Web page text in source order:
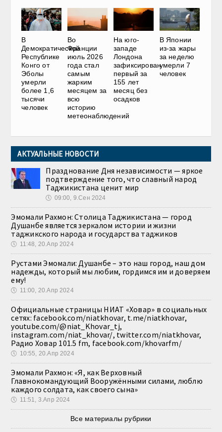
В
Демократической
Республике
Конго от
Эболы
умерли
более 1,6
тысячи
человек
Во
Франции
июль 2026
года стал
самым
жарким
месяцем за
всю
историю
метеонаблюдений
На юго-
западе
Лондона
зафиксирован
первый за
155 лет
месяц без
осадков
В Японии
из-за жары
за неделю
умерли 7
человек
АКТУАЛЬНЫЕ НОВОСТИ
Празднование Дня независимости — яркое
подтверждение того, что славный народ
Таджикистана ценит мир
🕔 09:00, 9.Сен 2024
Эмомали Рахмон: Столица Таджикистана — город
Душанбе является зеркалом истории и жизни
таджикского народа и государства таджиков
🕔 11:48, 20.Апр 2024
Рустами Эмомали: Душанбе – это наш город, наш дом
надежды, который мы любим, гордимся им и доверяем
ему!
🕔 11:00, 20.Апр 2024
Официальные страницы НИАТ «Ховар» в социальных
сетях: facebook.com/niatkhovar, t.me/niatkhovar,
youtube.com/@niat_Khovar_tj,
instagram.com/niat_khovar/, twitter.com/niatkhovar,
Радио Ховар 101.5 fm, facebook.com/khovarfm/
🕔 10:55, 20.Апр 2024
Эмомали Рахмон: «Я, как Верховный
Главнокомандующий Вооружёнными силами, люблю
каждого солдата, как своего сына»
🕔 11:51, 3.Апр 2024
Все материалы рубрики